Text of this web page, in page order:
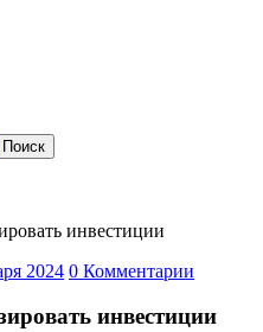
инвестиции
2024 0 Комментарии
инвестиции